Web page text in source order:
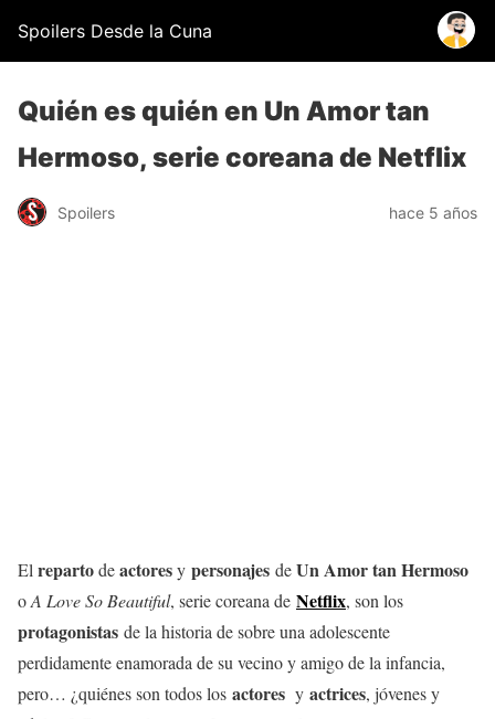
Spoilers Desde la Cuna
Quién es quién en Un Amor tan
Hermoso, serie coreana de Netflix
Spoilers hace 5 años
El repartodeactoresy personajes deUn Amor tan Hermoso
oA Love So Beautiful, serie coreana de Netflix, son los
protagonistas de la historia de sobre una adolescente
perdidamente enamorada de su vecino y amigo de la infancia,
pero… ¿quiénes son todos los actores y actrices, jóvenes y